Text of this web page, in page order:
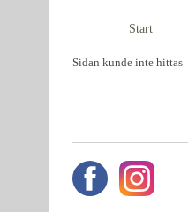
Start
Sidan kunde inte hittas